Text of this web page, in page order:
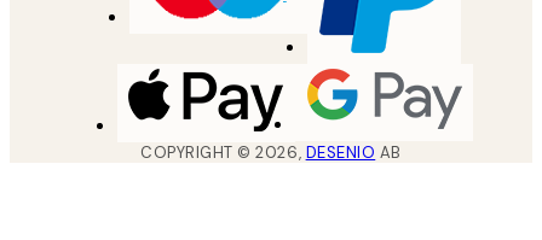
COPYRIGHT ©2026, DESENIO AB